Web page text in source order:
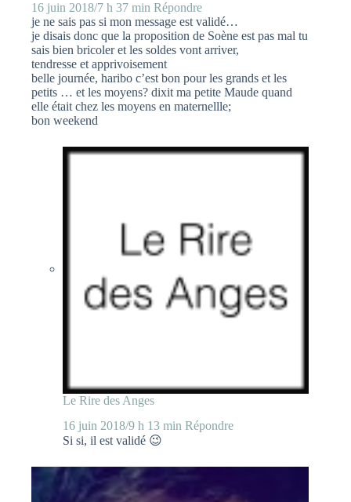
16 juin 2018/7 h 37 min Répondre
je ne sais pas si mon message est validé…
je disais donc que la proposition de Soène est pas mal tu
sais bien bricoler et les soldes vont arriver,
tendresse et apprivoisement
belle journée, haribo c’est bon pour les grands et les
petits … et les moyens? dixit ma petite Maude quand
elle était chez les moyens en maternellle;
bon weekend
Le Rire des Anges
16 juin 2018/9 h 13 min Répondre
Si si, il est validé 😉